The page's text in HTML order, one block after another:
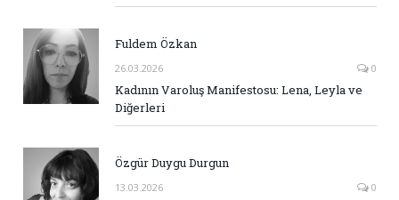
Fuldem Özkan
26.03.2026 0
Kadının Varoluş Manifestosu: Lena, Leyla ve
Diğerleri
Özgür Duygu Durgun
13.03.2026 0